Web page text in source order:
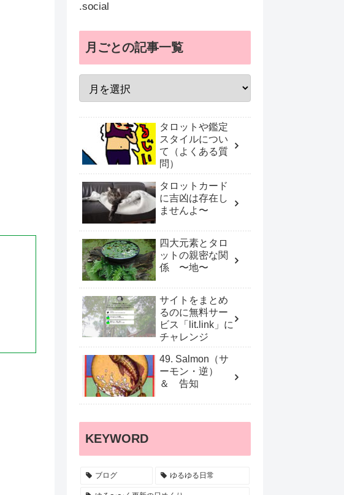
.social
月ごとの記事一覧
タロットや鑑定
スタイルについ
て（よくある質
問）
タロットカード
に吉凶は存在し
ませんよ〜
四大元素とタロ
ットの親密な関
係 〜地〜
サイトをまとめ
るのに無料サー
ビス「lit.link」に
チャレンジ
49. Salmon（サ
ーモン・逆）
＆ 告知
KEYWORD
ブログ ゆるゆる日常